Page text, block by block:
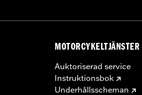
MOTORCYKELTJÄNSTER
Auktoriserad service
Instruktionsbok
Underhållsscheman